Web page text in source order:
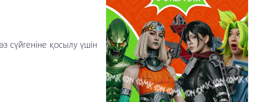
сүйгеніне қосылу үшін
ПАТРУЛЬ
Қазақпыз ғой